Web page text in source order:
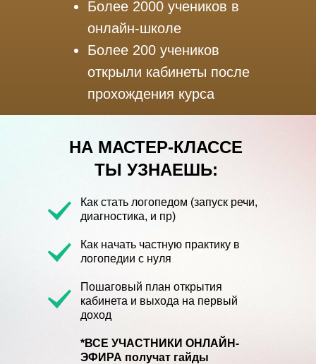
Более 2000 учеников в
онлайн-школе
Более 200 учеников
открыли кабинеты после
прохождения курса
НА МАСТЕР-КЛАССЕ
ТЫ УЗНАЕШЬ:
Как стать логопедом (запуск речи,
диагностика, и пр)
Как начать частную практику в
логопедии с нуля
Пошаговый план открытия
кабинета и выхода на первый
доход
*ВСЕ УЧАСТНИКИ ОНЛАЙН-
ЭФИРА получат гайды